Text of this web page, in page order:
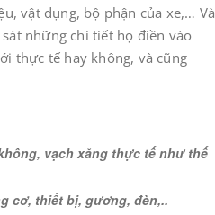
vật dụng, bộ phận của xe,… Và
những chi tiết họ điền vào
thực tế hay không, và cũng
vạch xăng thực tế như thế
cơ, thiết bị, gương, đèn,..